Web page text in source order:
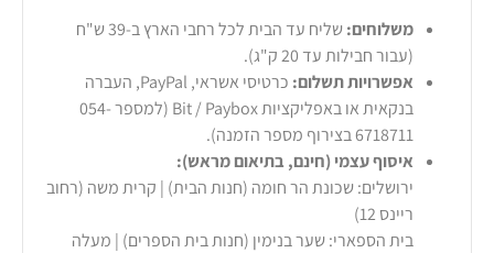
משלוחים:
שליח עד הבית לכל רחבי הארץ ב-39 ש"ח
(עבור חבילות עד 20 ק"ג).
אפשרויות תשלום:
כרטיסי אשראי, PayPal, העברה
בנקאית או באפליקציות Bit / Paybox (למספר 054-
6718711 בצירוף מספר הזמנה).
איסוף עצמי (חינם, בתיאום מראש):
ירושלים: שכונת הר חומה (חנות הבית) | קרית משה (רחוב
ריינס 12)
בית הספארי: שער בנימין (חנות בית הספרים) | מעלה